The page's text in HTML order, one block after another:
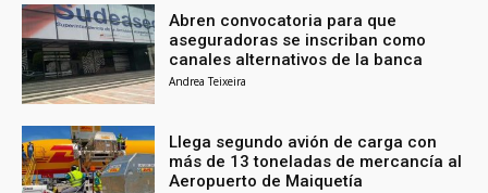
Abren convocatoria para que
aseguradoras se inscriban como
canales alternativos de la banca
Andrea Teixeira
Llega segundo avión de carga con
más de 13 toneladas de mercancía al
Aeropuerto de Maiquetía